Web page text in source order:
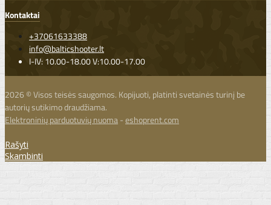
Kontaktai
+37061633388
info@balticshooter.lt
I-IV: 10.00-18.00 V:10.00-17.00
2026 © Visos teisės saugomos. Kopijuoti, platinti svetainės turinį be
autorių sutikimo draudžiama.
Elektroninių parduotuvių nuoma-eshoprent.com
Rašyti
Skambinti